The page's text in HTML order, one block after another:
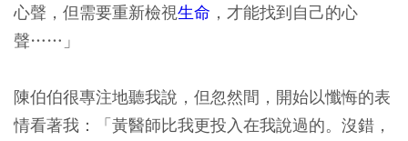
心聲，但需要重新檢視生命 ，才能找到自己的心
聲……」
陳伯伯很專注地聽我說，但忽然間，開始以懺悔的表
情看著我：「黃醫師比我更投入在我說過的。沒錯，